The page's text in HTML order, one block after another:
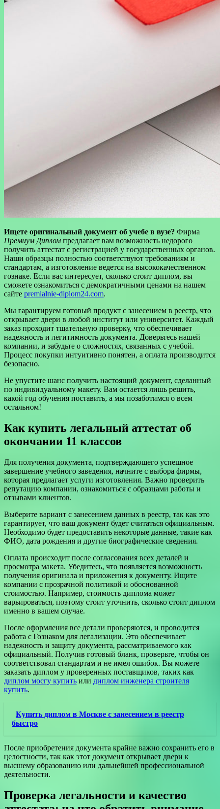
Ищете оригинальный документ об учебе в вузе? Фирма
Премиум Диплом предлагает вам возможность недорого
получить аттестат с регистрацией у государственных органов.
Наши образцы полностью соответствуют требованиям и
стандартам, а изготовление ведется на высококачественном
гознаке. Если вас интересует, сколько стоит диплом, вы
сможете ознакомиться с демократичными ценами на нашем
сайте premialnie-diplom24.com.
Мы гарантируем готовый продукт с занесением в реестр, что
открывает двери в любой институт или университет. Каждый
заказ проходит тщательную проверку, что обеспечивает
надежность и легитимность документа. Доверьтесь нашей
компании, и забудьте о сложностях, связанных с учебой.
Процесс покупки интуитивно понятен, а оплата производится
безопасно.
Не упустите шанс получить настоящий документ, сделанный
по индивидуальному макету. Вам остается лишь решить,
какой год обучения поставить, а мы позаботимся о всем
остальном!
Как купить легальный аттестат об
окончании 11 классов
Для получения документа, подтверждающего успешное
завершение учебного заведения, начните с выбора фирмы,
которая предлагает услуги изготовления. Важно проверить
репутацию компании, ознакомиться с образцами работы и
отзывами клиентов.
Выберите вариант с занесением данных в реестр, так как это
гарантирует, что ваш документ будет считаться официальным.
Необходимо будет предоставить некоторые данные, такие как
ФИО, дата рождения и другие биографические сведения.
Оплата происходит после согласования всех деталей и
просмотра макета. Убедитесь, что появляется возможность
получения оригинала и приложения к документу. Ищите
компании с прозрачной политикой и обоснованной
стоимостью. Например, стоимость диплома может
варьироваться, поэтому стоит уточнить, сколько стоит диплом
именно в вашем случае.
После оформления все детали проверяются, и проводится
работа с Гознаком для легализации. Это обеспечивает
надежность и защиту документа, рассматриваемого как
официальный. Получив готовый бланк, проверьте, чтобы он
соответствовал стандартам и не имел ошибок. Вы можете
заказать диплом у проверенных поставщиков, таких как
диплом мосгу купить или диплом инженера строителя
купить.
Купить диплом в Москве с занесением в реестр
быстро
После приобретения документа крайне важно сохранить его в
целостности, так как этот документ открывает двери к
высшему образованию или дальнейшей профессиональной
деятельности.
Проверка легальности и качество